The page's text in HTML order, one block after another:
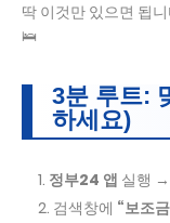
딱 이것만 있으면 됩
🛌
3분 루트:
하세요)
정부24 앱 실행 →
검색창에 “보조